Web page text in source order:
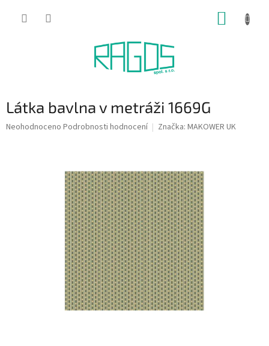
Látka bavlna v metráži 1669G
Průměrné
Neohodnoceno Podrobnosti hodnocení Značka: MAKOWER UK